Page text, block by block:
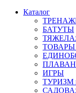
Каталог
БАТУТЫ
ИГРЫ
ТУРИЗМ